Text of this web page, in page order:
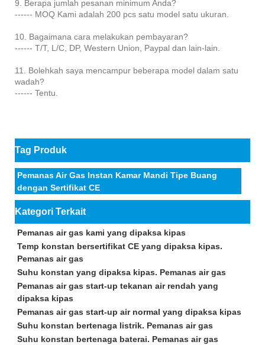
9. Berapa jumlah pesanan minimum Anda?
------ MOQ Kami adalah 200 pcs satu model satu ukuran.
10. Bagaimana cara melakukan pembayaran?
------ T/T, L/C, DP, Western Union, Paypal dan lain-lain.
11. Bolehkah saya mencampur beberapa model dalam satu
wadah?
------ Tentu.
Tag Produk
Pemanas Air Gas Instan Kamar Mandi Tipe Buang
dengan Sertifikat CE
Kategori Terkait
Pemanas air gas kami yang dipaksa kipas
Temp konstan bersertifikat CE yang dipaksa kipas.
Pemanas air gas
Suhu konstan yang dipaksa kipas. Pemanas air gas
Pemanas air gas start-up tekanan air rendah yang
dipaksa kipas
Pemanas air gas start-up air normal yang dipaksa kipas
Suhu konstan bertenaga listrik. Pemanas air gas
Suhu konstan bertenaga baterai. Pemanas air gas